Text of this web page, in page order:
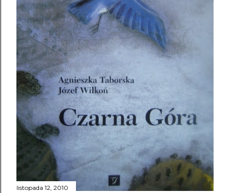
listopada 12, 2010